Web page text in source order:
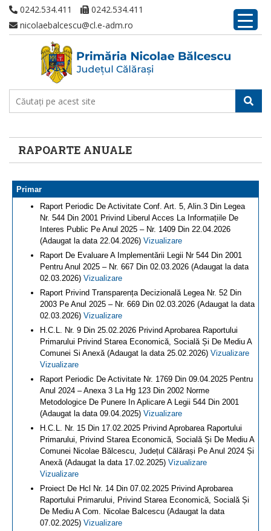
0242.534.411
0242.534.411
nicolaebalcescu@cl.e-adm.ro
RAPOARTE ANUALE
Primar
Raport Periodic De Activitate Conf. Art. 5, Alin.3 Din Legea
Nr. 544 Din 2001 Privind Liberul Acces La Informațiile De
Interes Public Pe Anul 2025 – Nr. 1409 Din 22.04.2026
(Adaugat la data 22.04.2026) Vizualizare
Raport De Evaluare A Implementării Legii Nr 544 Din 2001
Pentru Anul 2025 – Nr. 667 Din 02.03.2026 (Adaugat la data
02.03.2026) Vizualizare
Raport Privind Transparența Decizională Legea Nr. 52 Din
2003 Pe Anul 2025 – Nr. 669 Din 02.03.2026 (Adaugat la data
02.03.2026) Vizualizare
H.C.L. Nr. 9 Din 25.02.2026 Privind Aprobarea Raportului
Primarului Privind Starea Economică, Socială Și De Mediu A
Comunei Si Anexă (Adaugat la data 25.02.2026) Vizualizare
Vizualizare
Raport Periodic De Activitate Nr. 1769 Din 09.04.2025 Pentru
Anul 2024 – Anexa 3 La Hg 123 Din 2002 Norme
Metodologice De Punere In Aplicare A Legii 544 Din 2001
(Adaugat la data 09.04.2025) Vizualizare
H.C.L. Nr. 15 Din 17.02.2025 Privind Aprobarea Raportului
Primarului, Privind Starea Economică, Socială Și De Mediu A
Comunei Nicolae Bălcescu, Județul Călărași Pe Anul 2024 Și
Anexă (Adaugat la data 17.02.2025) Vizualizare
Vizualizare
Proiect De Hcl Nr. 14 Din 07.02.2025 Privind Aprobarea
Raportului Primarului, Privind Starea Economică, Socială Și
De Mediu A Com. Nicolae Balcescu (Adaugat la data
07.02.2025) Vizualizare